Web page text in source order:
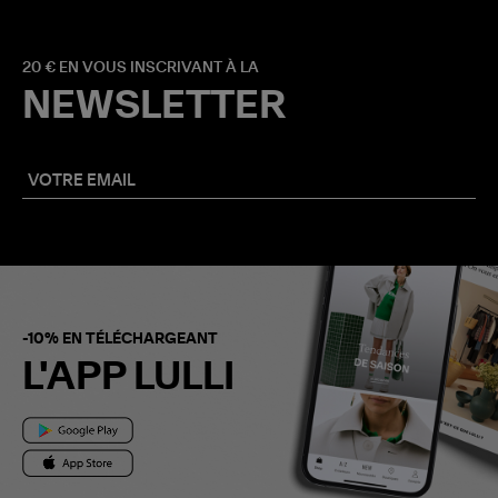
20 € EN VOUS INSCRIVANT À LA
NEWSLETTER
-10% EN TÉLÉCHARGEANT
L'APP LULLI